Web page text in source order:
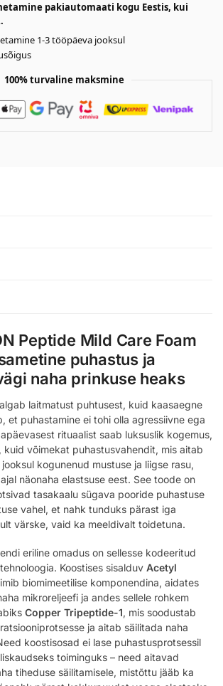
pakiautomaati kogu Eestis, kui
1-3 tööpäeva jooksul
100% turvaline maksmine
Peptide Mild Care Foam
puhastus ja
naha prinkuse heaks
laitmatust puhtusest, kuid kaasaegne
et puhastamine ei tohi olla agressiivne ega
rituaalist saab luksuslik kogemus,
kuid võimekat puhastusvahendit, mis aitab
kogunenud mustuse ja liigse rasu,
näonaha elastsuse eest. See toode on
tasakaalu sügava pooride puhastuse
vahel, et nahk tunduks pärast iga
värske, vaid ka meeldivalt toidetuna.
eriline omadus on sellesse kodeeritud
Koostises sisalduv Acetyl
biomimeetilise komponendina, aidates
mikroreljeefi ja andes sellele rohkem
Copper Tripeptide-1, mis soodustab
ja aitab säilitada naha
koostisosad ei lase puhastusprotsessil
toiminguks – need aitavad
tiheduse säilitamisele, mistõttu jääb ka